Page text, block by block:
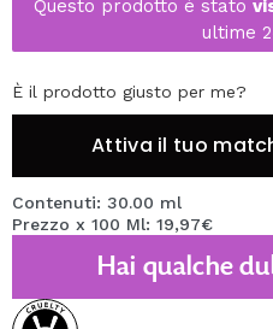
Questo prodotto è stato
ultime
È il prodotto giusto per me?
Attiva il tuo
Contenuti: 30.00 ml
Prezzo x 100 Ml: 19,97€
Hai qualche